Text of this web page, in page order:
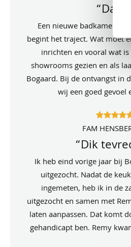
“Dank”
Een nieuwe badkamer
begint het traject. Wat moet
inrichten en vooral wat
showrooms gezien en als
Bogaard. Bij de ontvangst in
wij een goed gevoel
FAM
“Dik
Ik heb eind vorige jaar bij
uitgezocht. Nadat de
ingemeten, heb ik in de
uitgezocht en samen met
laten aanpassen. Dat komt
gehandicapt ben. Remy